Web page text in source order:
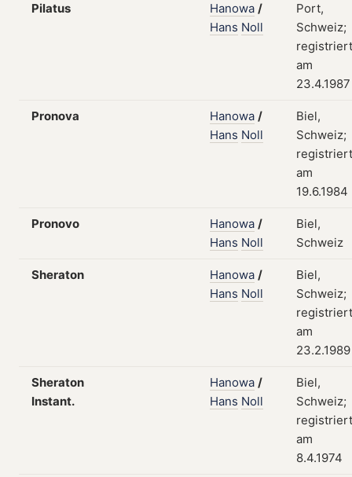
Pilatus Hanowa /
Hans Noll
Port,
Schweiz;
registriert
am
23.4.1987
Pronova Hanowa /
Hans Noll
Biel,
Schweiz;
registriert
am
19.6.1984
Pronovo Hanowa /
Hans Noll
Biel,
Schweiz
Sheraton Hanowa /
Hans Noll
Biel,
Schweiz;
registriert
am
23.2.1989
Sheraton
Instant.
Hanowa /
Hans Noll
Biel,
Schweiz;
registriert
am
8.4.1974